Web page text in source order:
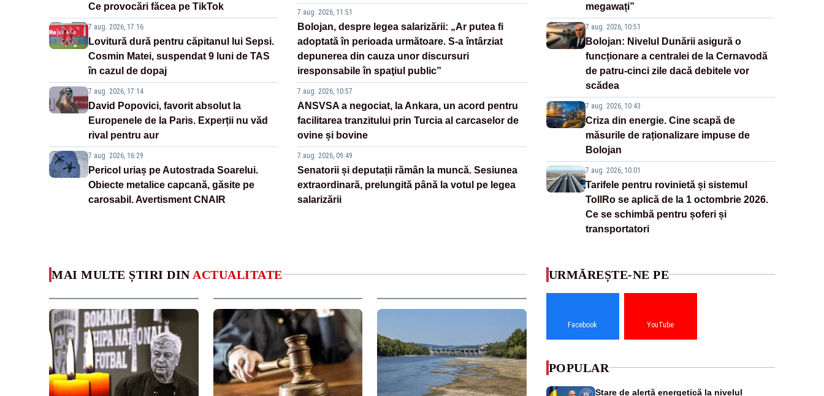
Ce provocări făcea pe TikTok
7 aug. 2026, 17:16
Lovitură dură pentru căpitanul lui Sepsi.
Cosmin Matei, suspendat 9 luni de TAS
în cazul de dopaj
7 aug. 2026, 17:14
David Popovici, favorit absolut la
Europenele de la Paris. Experții nu văd
rival pentru aur
7 aug. 2026, 16:29
Pericol uriaș pe Autostrada Soarelui.
Obiecte metalice capcană, găsite pe
carosabil. Avertisment CNAIR
7 aug. 2026, 11:51
Bolojan, despre legea salarizării: „Ar putea fi
adoptată în perioada următoare. S-a întârziat
depunerea din cauza unor discursuri
iresponsabile în spaţiul public”
7 aug. 2026, 10:57
ANSVSA a negociat, la Ankara, un acord pentru
facilitarea tranzitului prin Turcia al carcaselor de
ovine și bovine
7 aug. 2026, 09:49
Senatorii și deputații rămân la muncă. Sesiunea
extraordinară, prelungită până la votul pe legea
salarizării
megawați”
7 aug. 2026, 10:51
Bolojan: Nivelul Dunării asigură o
funcționare a centralei de la Cernavodă
de patru-cinci zile dacă debitele vor
scădea
7 aug. 2026, 10:43
Criza din energie. Cine scapă de
măsurile de raționalizare impuse de
Bolojan
7 aug. 2026, 10:01
Tarifele pentru rovinietă și sistemul
TollRo se aplică de la 1 octombrie 2026.
Ce se schimbă pentru șoferi și
transportatori
MAI MULTE ȘTIRI DIN ACTUALITATE URMĂREȘTE-NE PE
Facebook YouTube
POPULAR
Stare de alertă energetică la nivelul